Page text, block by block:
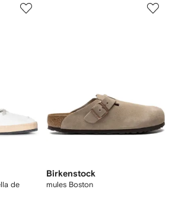
de
Birkenstock
mules Boston